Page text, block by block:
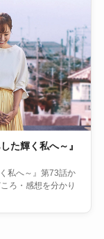
た輝く私へ～』
私へ～』第73話か
ろ・感想を分かり